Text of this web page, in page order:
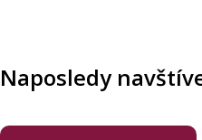
Naposledy